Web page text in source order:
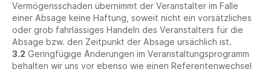
Vermögensschaden übernimmt der Veranstalter im Falle
einer Absage keine Haftung, soweit nicht ein vorsätzliches
oder grob fahrlässiges Handeln des Veranstalters für die
Absage bzw. den Zeitpunkt der Absage ursächlich ist.
3.2 Geringfügige Änderungen im Veranstaltungsprogramm
behalten wir uns vor ebenso wie einen Referentenwechsel